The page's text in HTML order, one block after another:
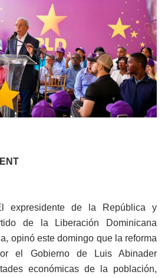
expresidente de la República y
de la Liberación Dominicana
opinó este domingo que la reforma
el Gobierno de Luis Abinader
económicas de la población,